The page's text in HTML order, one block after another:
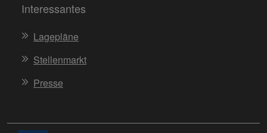
Interessantes
Lagepläne
Stellenmarkt
Presse